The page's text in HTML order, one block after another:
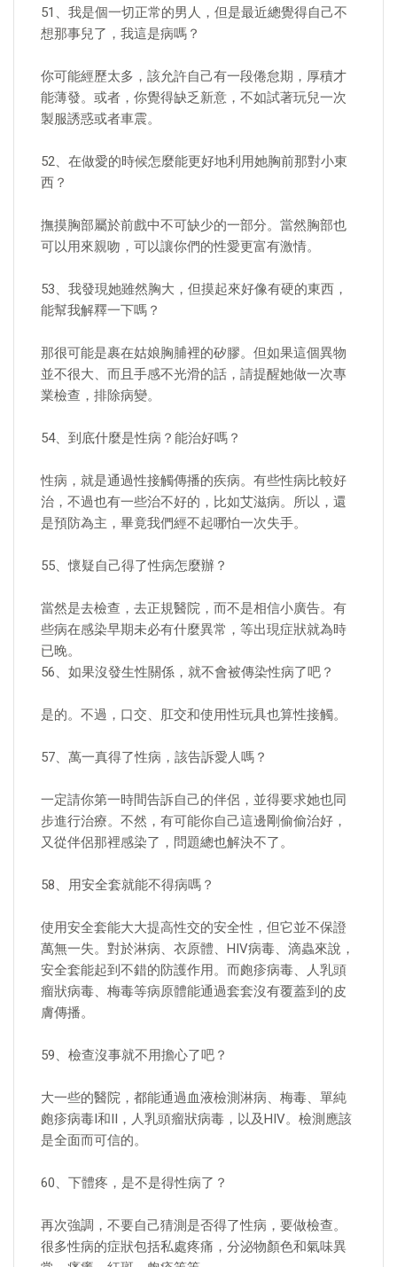
51、我是個一切正常的男人，但是最近總覺得自己不
想那事兒了，我這是病嗎？
你可能經歷太多，該允許自己有一段倦怠期，厚積才
能薄發。或者，你覺得缺乏新意，不如試著玩兒一次
製服誘惑或者車震。
52、在做愛的時候怎麼能更好地利用她胸前那對小東
西？
撫摸胸部屬於前戲中不可缺少的一部分。當然胸部也
可以用來親吻，可以讓你們的性愛更富有激情。
53、我發現她雖然胸大，但摸起來好像有硬的東西，
能幫我解釋一下嗎？
那很可能是裹在姑娘胸脯裡的矽膠。但如果這個異物
並不很大、而且手感不光滑的話，請提醒她做一次專
業檢查，排除病變。
54、到底什麼是性病？能治好嗎？
性病，就是通過性接觸傳播的疾病。有些性病比較好
治，不過也有一些治不好的，比如艾滋病。所以，還
是預防為主，畢竟我們經不起哪怕一次失手。
55、懷疑自己得了性病怎麼辦？
當然是去檢查，去正規醫院，而不是相信小廣告。有
些病在感染早期未必有什麼異常，等出現症狀就為時
已晚。
56、如果沒發生性關係，就不會被傳染性病了吧？
是的。不過，口交、肛交和使用性玩具也算性接觸。
57、萬一真得了性病，該告訴愛人嗎？
一定請你第一時間告訴自己的伴侶，並得要求她也同
步進行治療。不然，有可能你自己這邊剛偷偷治好，
又從伴侶那裡感染了，問題總也解決不了。
58、用安全套就能不得病嗎？
使用安全套能大大提高性交的安全性，但它並不保證
萬無一失。對於淋病、衣原體、HIV病毒、滴蟲來說，
安全套能起到不錯的防護作用。而皰疹病毒、人乳頭
瘤狀病毒、梅毒等病原體能通過套套沒有覆蓋到的皮
膚傳播。
59、檢查沒事就不用擔心了吧？
大一些的醫院，都能通過血液檢測淋病、梅毒、單純
皰疹病毒I和II，人乳頭瘤狀病毒，以及HIV。檢測應該
是全面而可信的。
60、下體疼，是不是得性病了？
再次強調，不要自己猜測是否得了性病，要做檢查。
很多性病的症狀包括私處疼痛，分泌物顏色和氣味異